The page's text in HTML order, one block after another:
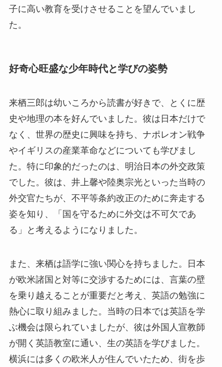
子に高い教育を受けさせることを望んでいまし
た。
好奇心旺盛な少年時代と学びの姿勢
来栖三郎は幼いころから読書が好きで、とくに歴
史や地理の本を好んでいました。彼は日本だけで
なく、世界の歴史に興味を持ち、ナポレオン戦争
やイギリスの産業革命などについても学びまし
た。特に印象的だったのは、明治日本の外交政策
でした。彼は、井上馨や陸奥宗光といった当時の
外交官たちが、不平等条約改正のために奔走する
姿を知り、「国を守るために外交は不可欠であ
る」と考えるようになりました。
また、来栖は語学に強い関心を持ちました。日本
が欧米諸国と対等に交渉するためには、言葉の壁
を乗り越えることが重要だと考え、英語の勉強に
熱心に取り組みました。当時の日本では英語を学
ぶ機会は限られていましたが、彼は外国人宣教師
が開く英語教室に通い、生の英語を学びました。
横浜には多くの欧米人が住んでいたため、街を歩